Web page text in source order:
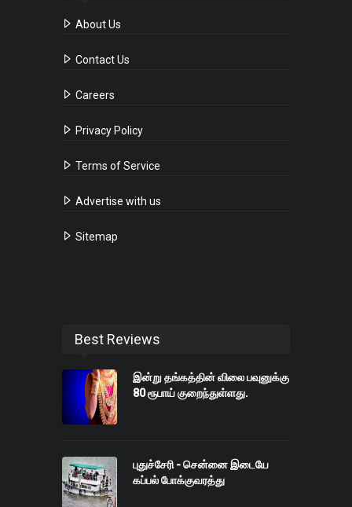
About Us
Contact Us
Careers
Privacy Policy
Terms of Service
Advertise with us
Sitemap
Best Reviews
இன்று தங்கத்தின் விலை பவுனுக்கு
80 ரூபாய் குறைந்துள்ளது.
புதுச்சேரி - சென்னை இடையே
கப்பல் போக்குவரத்து